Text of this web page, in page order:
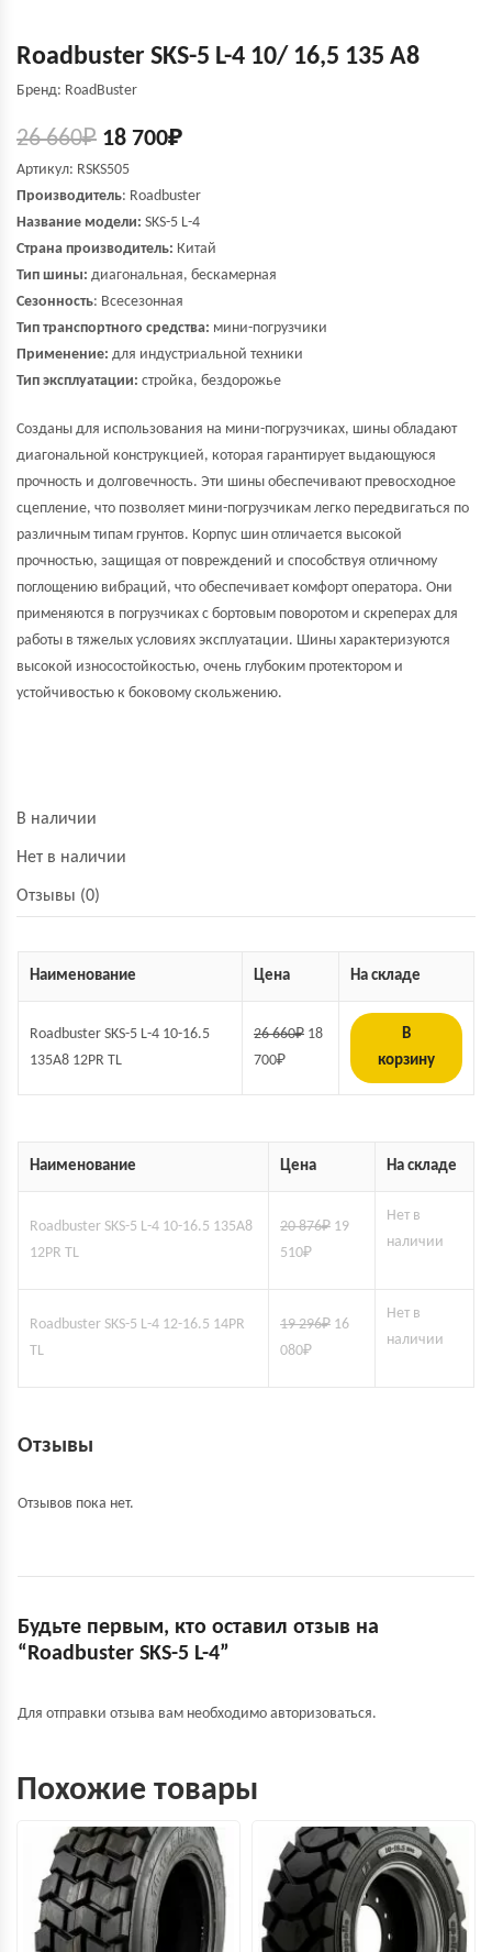
Roadbuster SKS-5 L-4 10/ 16,5 135 A8
Бренд: RoadBuster
26 660₽ 18 700₽
Артикул: RSKS505
Производитель: Roadbuster
Название модели: SKS-5 L-4
Страна производитель: Китай
Тип шины: диагональная, бескамерная
Сезонность: Всесезонная
Тип транспортного средства: мини-погрузчики
Применение: для индустриальной техники
Тип эксплуатации: стройка, бездорожье
Созданы для использования на мини-погрузчиках, шины обладают
диагональной конструкцией, которая гарантирует выдающуюся
прочность и долговечность. Эти шины обеспечивают превосходное
сцепление, что позволяет мини-погрузчикам легко передвигаться по
различным типам грунтов. Корпус шин отличается высокой
прочностью, защищая от повреждений и способствуя отличному
поглощению вибраций, что обеспечивает комфорт оператора. Они
применяются в погрузчиках с бортовым поворотом и скреперах для
работы в тяжелых условиях эксплуатации. Шины характеризуются
высокой износостойкостью, очень глубоким протектором и
устойчивостью к боковому скольжению.
В наличии
Нет в наличии
Отзывы (0)
Наименование Цена На складе
Roadbuster SKS-5 L-4 10-16.5
135A8 12PR TL
26 660₽ 18
700₽
В
корзину
Наименование Цена На складе
Roadbuster SKS-5 L-4 10-16.5 135A8
12PR TL
20 876₽ 19
510₽
Нет в
наличии
Roadbuster SKS-5 L-4 12-16.5 14PR
TL
19 296₽ 16
080₽
Нет в
наличии
Отзывы
Отзывов пока нет.
Будьте первым, кто оставил отзыв на
“Roadbuster SKS-5 L-4”
Для отправки отзыва вам необходимо авторизоваться.
Похожие товары